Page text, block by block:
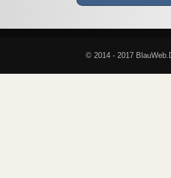
© 2014 - 2017